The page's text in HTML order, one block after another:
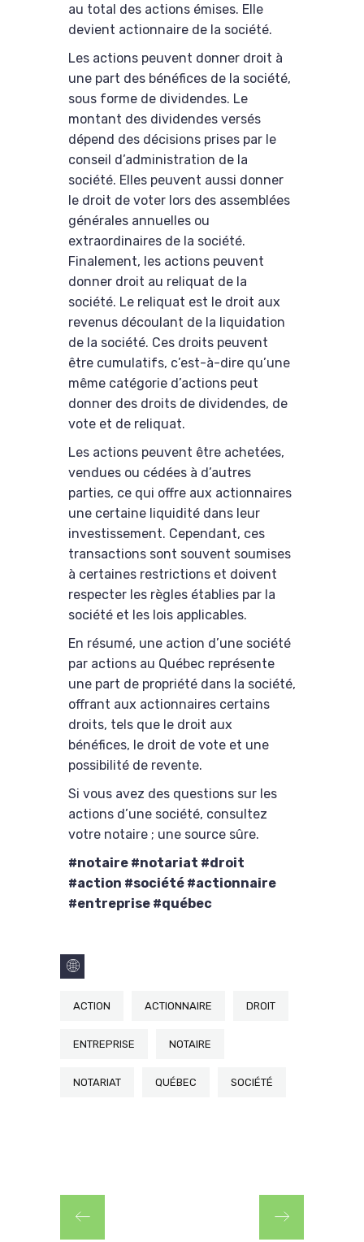
au total des actions émises. Elle
devient actionnaire de la société.
Les actions peuvent donner droit à
une part des bénéfices de la société,
sous forme de dividendes. Le
montant des dividendes versés
dépend des décisions prises par le
conseil d’administration de la
société. Elles peuvent aussi donner
le droit de voter lors des assemblées
générales annuelles ou
extraordinaires de la société.
Finalement, les actions peuvent
donner droit au reliquat de la
société. Le reliquat est le droit aux
revenus découlant de la liquidation
de la société. Ces droits peuvent
être cumulatifs, c’est-à-dire qu’une
même catégorie d’actions peut
donner des droits de dividendes, de
vote et de reliquat.
Les actions peuvent être achetées,
vendues ou cédées à d’autres
parties, ce qui offre aux actionnaires
une certaine liquidité dans leur
investissement. Cependant, ces
transactions sont souvent soumises
à certaines restrictions et doivent
respecter les règles établies par la
société et les lois applicables.
En résumé, une action d’une société
par actions au Québec représente
une part de propriété dans la société,
offrant aux actionnaires certains
droits, tels que le droit aux
bénéfices, le droit de vote et une
possibilité de revente.
Si vous avez des questions sur les
actions d’une société, consultez
votre notaire ; une source sûre.
#notaire #notariat #droit
#action #société #actionnaire
#entreprise #québec
ACTION ACTIONNAIRE DROIT
ENTREPRISE NOTAIRE
NOTARIAT QUÉBEC SOCIÉTÉ